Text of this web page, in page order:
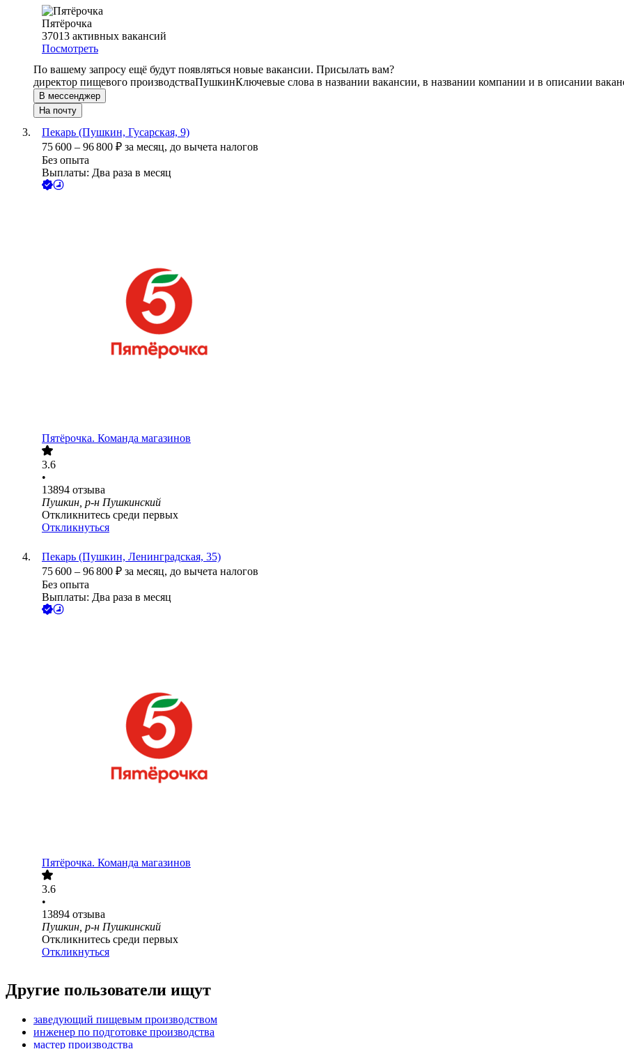
Пятёрочка
37013 активных вакансий
Посмотреть
По вашему запросу ещё будут появляться новые вакансии. Присылать вам?
директор пищевого производстваПушкинКлючевые слова в названии вакансии, в названии компании и в описании
В мессенджер
На почту
Пекарь (Пушкин, Гусарская, 9)
75 600 – 96 800 ₽ за месяц, до вычета налогов
Без опыта
Выплаты: Два раза в месяц
Пятёрочка. Команда магазинов
3.6
•
13894 отзыва
Пушкин, р-н Пушкинский
Откликнитесь среди первых
Откликнуться
Пекарь (Пушкин, Ленинградская, 35)
75 600 – 96 800 ₽ за месяц, до вычета налогов
Без опыта
Выплаты: Два раза в месяц
Пятёрочка. Команда магазинов
3.6
•
13894 отзыва
Пушкин, р-н Пушкинский
Откликнитесь среди первых
Откликнуться
Другие пользователи ищут
заведующий пищевым производством
инженер по подготовке производства
мастер производства